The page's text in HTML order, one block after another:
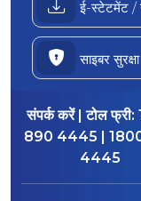
ई-स्टेटमेंट /
साइबर
संपर्क करें | टोल फ्री:
890 4445 |
4445